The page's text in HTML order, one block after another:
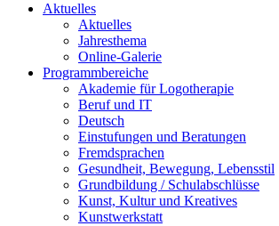
Aktuelles
Aktuelles
Jahresthema
Online-Galerie
Programmbereiche
Akademie für Logotherapie
Beruf und IT
Deutsch
Einstufungen und Beratungen
Fremdsprachen
Gesundheit, Bewegung, Lebensstil
Grundbildung / Schulabschlüsse
Kunst, Kultur und Kreatives
Kunstwerkstatt